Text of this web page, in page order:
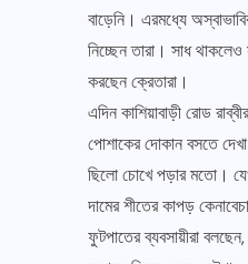
বাড়েনি। এরমধ্যে
নিচ্ছেন তারা। সাধ
করছেন ক্রেতারা।
এদিন কাশিয়াবাড়ী রোড
পোশাকের দোকান বসতে
ছিলো চোখে পড়ার মতো।
দামের শীতের কাপড়
ফুটপাতের ব্যবসায়ীরা